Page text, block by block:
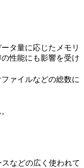
タ量に応じたメモリ
性能にも影響を受け
ァイルなどの総数に
などの広く使われて